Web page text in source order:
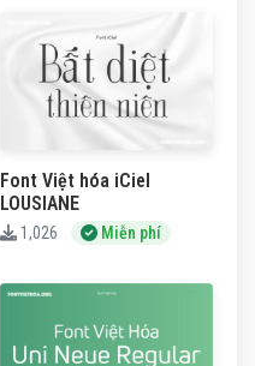
Font Việt hóa iCiel
LOUSIANE
1,026 Miễn phí